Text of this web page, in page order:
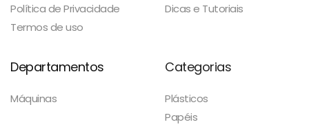
Política de Privacidade
Termos de uso
Dicas e Tutoriais
Departamentos
Máquinas
Categorias
Plásticos
Papéis